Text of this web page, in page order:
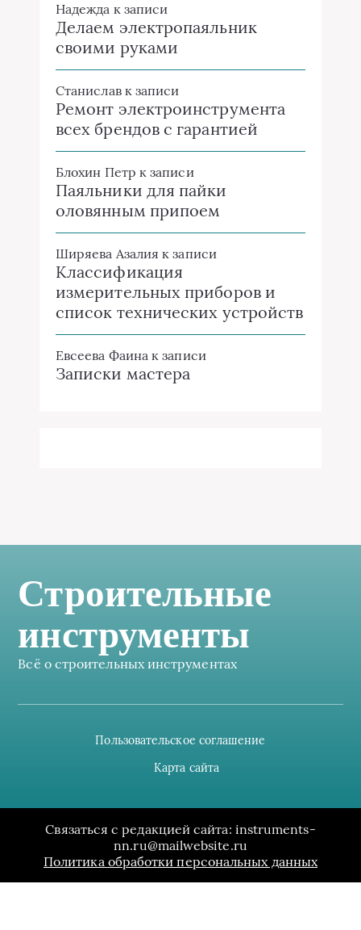
Надежда к записи
Делаем электропаяльник
своими руками
Станиславк записи
Ремонт электроинструмента
всех брендов с гарантией
Блохин Петр к записи
Паяльники для пайки
оловянным припоем
Ширяева Азалия к записи
Классификация
измерительных приборов и
список технических устройств
Евсеева Фаина к записи
Записки мастера
Строительные
инструменты
Всё о строительных инструментах
Пользовательское соглашение
Карта сайта
Связаться с редакцией сайта: instruments-
nn.ru@mailwebsite.ru
Политика обработки персональных данных